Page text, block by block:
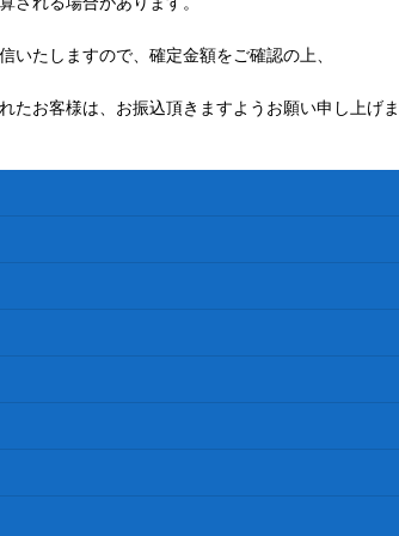
いたしますので、確定金額をご確認の上、
たお客様は、お振込頂きますようお願い申し上げま